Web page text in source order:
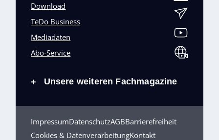
Download
TeDo Business
Mediadaten
Abo-Service
+ Unsere weiteren Fachmagazine
ImpressumDatenschutzAGBBarrierefreiheit
Cookies & DatenverarbeitungKontakt